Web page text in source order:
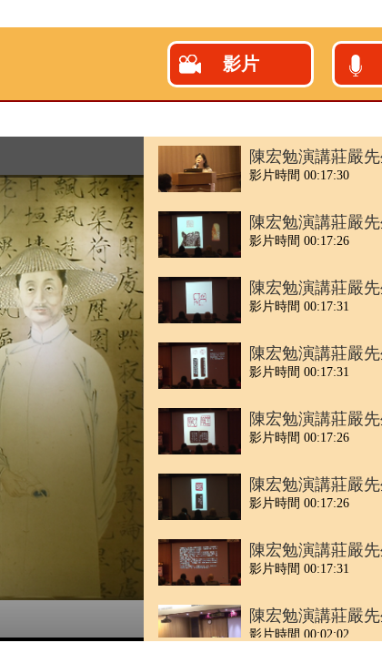
影片
陳宏勉演講莊嚴
影片時間 00:17:30
陳宏勉演講莊嚴
影片時間 00:17:26
陳宏勉演講莊嚴
影片時間 00:17:31
陳宏勉演講莊嚴
影片時間 00:17:31
陳宏勉演講莊嚴
影片時間 00:17:26
陳宏勉演講莊嚴
影片時間 00:17:26
陳宏勉演講莊嚴
影片時間 00:17:31
陳宏勉演講莊嚴
影片時間 00:02:02